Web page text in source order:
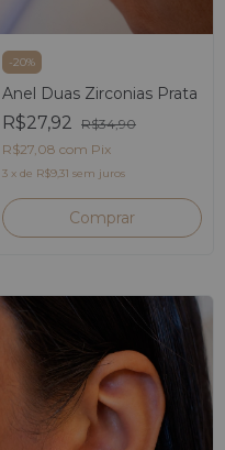
-20%
Anel Duas Zirconias Prata
R$27,92 R$34,90
R$27,08 com Pix
3 x de R$9,31 sem juros
Comprar